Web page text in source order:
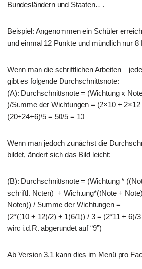
Bundesländern und Staaten….
Beispiel: Angenommen ein Schüler
und einmal 12 Punkte und mündlich nur 8
Wenn man die schriftlichen Arbeiten –
gibt es folgende Durchschnittsnote:
(A): Durchschnittsnote = (Wichtung x
)/Summe der Wichtungen = (2×10 + 2×12
(20+24+6)/5 = 50/5 = 10
Wenn man jedoch zunächst die
bildet, ändert sich das Bild leicht:
(B): Durchschnittsnote = (Wichtung *
schriftl. Noten) + Wichtung*((Note +
Noten)) / Summe der Wichtungen =
(2*((10 + 12)/2) + 1(6/1)) / 3 = (2*11 + 6)/
wird i.d.R. abgerundet auf “9”)
Ab Version 3.1 kann dies im Menü pro